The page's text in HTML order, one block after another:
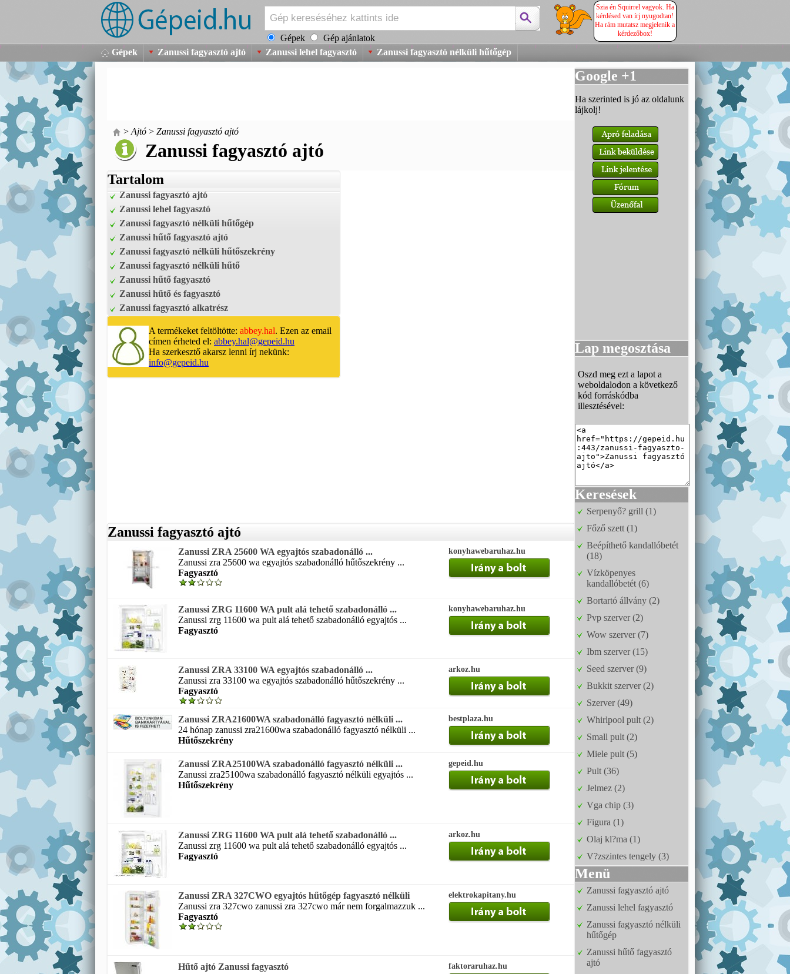
Gépek Gép ajánlatok
Szia én Squirrel vagyok. Ha
kérdésed van írj nyugodtan!
Ha rám mutatsz megjelenik a
kérdezőbox!
Gépek Zanussi fagyasztó ajtó Zanussi lehel fagyasztó Zanussi fagyasztó nélküli hűtőgép
> Ajtó > Zanussi fagyasztó ajtó
Zanussi fagyasztó ajtó
Tartalom
Zanussi fagyasztó ajtó
Zanussi lehel fagyasztó
Zanussi fagyasztó nélküli hűtőgép
Zanussi hűtő fagyasztó ajtó
Zanussi fagyasztó nélküli hűtőszekrény
Zanussi fagyasztó nélküli hűtő
Zanussi hűtő fagyasztó
Zanussi hűtő és fagyasztó
Zanussi fagyasztó alkatrész
A termékeket feltöltötte: abbey.hal. Ezen az email
címen érheted el: abbey.hal@gepeid.hu
Ha szerkesztő akarsz lenni írj nekünk:
info@gepeid.hu
Zanussi fagyasztó ajtó
Zanussi ZRA 25600 WA egyajtós szabadonálló ...
Zanussi zra 25600 wa egyajtós szabadonálló hűtőszekrény ...
Fagyasztó
konyhawebaruhaz.hu
Zanussi ZRG 11600 WA pult alá tehető szabadonálló ...
Zanussi zrg 11600 wa pult alá tehető szabadonálló egyajtós ...
Fagyasztó
konyhawebaruhaz.hu
Zanussi ZRA 33100 WA egyajtós szabadonálló ...
Zanussi zra 33100 wa egyajtós szabadonálló hűtőszekrény ...
Fagyasztó
arkoz.hu
Zanussi ZRA21600WA szabadonálló fagyasztó nélküli ...
24 hónap zanussi zra21600wa szabadonálló fagyasztó nélküli ...
Hűtőszekrény
bestplaza.hu
Zanussi ZRA25100WA szabadonálló fagyasztó nélküli ...
Zanussi zra25100wa szabadonálló fagyasztó nélküli egyajtós ...
Hűtőszekrény
gepeid.hu
Zanussi ZRG 11600 WA pult alá tehető szabadonálló ...
Zanussi zrg 11600 wa pult alá tehető szabadonálló egyajtós ...
Fagyasztó
arkoz.hu
Zanussi ZRA 327CWO egyajtós hűtőgép fagyasztó nélküli
Zanussi zra 327cwo zanussi zra 327cwo már nem forgalmazzuk ...
Fagyasztó
elektrokapitany.hu
Hűtő ajtó Zanussi fagyasztó faktoraruhaz.hu
Google +1
Ha szerinted is jó az oldalunk
lájkolj!
Lap megosztása
Oszd meg ezt a lapot a
weboldalodon a következő
kód forráskódba
illesztésével:
Keresések
Serpenyő? grill (1)
Főző szett (1)
Beépíthető kandallóbetét
(18)
Vízköpenyes
kandallóbetét (6)
Bortartó állvány (2)
Pvp szerver (2)
Wow szerver (7)
Ibm szerver (15)
Seed szerver (9)
Bukkit szerver (2)
Szerver (49)
Whirlpool pult (2)
Small pult (2)
Miele pult (5)
Pult (36)
Jelmez (2)
Vga chip (3)
Figura (1)
Olaj kl?ma (1)
V?zszintes tengely (3)
Menü
Zanussi fagyasztó ajtó
Zanussi lehel fagyasztó
Zanussi fagyasztó nélküli
hűtőgép
Zanussi hűtő fagyasztó
ajtó